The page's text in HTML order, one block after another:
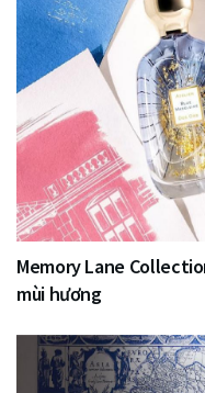
Memory Lane
mùi hương